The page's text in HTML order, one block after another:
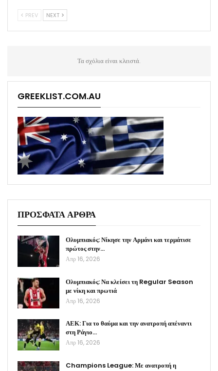
PREV NEXT
Τα σχόλια είναι κλειστά.
GREEKLIST.COM.AU
ΠΡΟΣΦΑΤΑ ΑΡΘΡΑ
Ολυμπιακός: Νίκησε την Αρμάνι και τερμάτισε
πρώτος στην…
Απρ 16, 2026
Ολυμπιακός: Να κλείσει τη Regular Season
με νίκη και πρωτιά
Απρ 16, 2026
ΑΕΚ: Για το θαύμα και την ανατροπή απέναντι
στη Ράγιο…
Απρ 16, 2026
Champions League: Με ανατροπή η